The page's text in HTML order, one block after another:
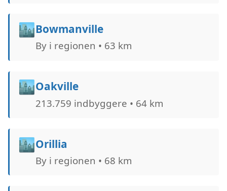
🏙️Bowmanville
By i regionen • 63 km
🏙️Oakville
213.759 indbyggere • 64 km
🏙️Orillia
By i regionen • 68 km